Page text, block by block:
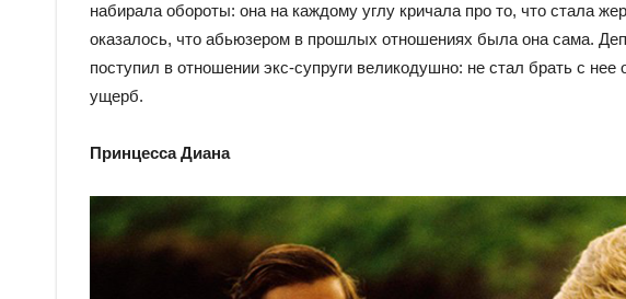
набирала обороты: она на каждому углу кричала про то, что стала
оказалось, что абьюзером в прошлых отношениях была она сама.
поступил в отношении экс-супруги великодушно: не стал брать с
ущерб.
Принцесса Диана